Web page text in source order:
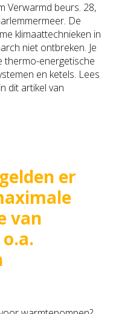
Verwarmd beurs. 28,
De
klimaattechnieken in
niet ontbreken. Je
thermo-energetische
en ketels. Lees
dit artikel van
er
van